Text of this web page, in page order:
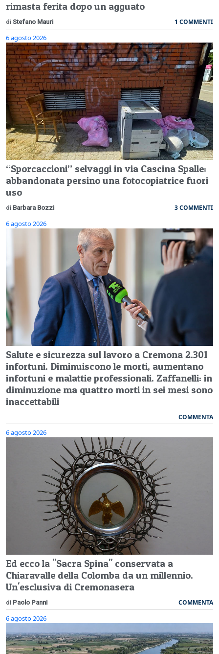
rimasta ferita dopo un agguato
di Stefano Mauri 1 COMMENTI
6 agosto 2026
“Sporcaccioni” selvaggi in via Cascina Spalle:
abbandonata persino una fotocopiatrice fuori
uso
di Barbara Bozzi 3 COMMENTI
6 agosto 2026
Salute e sicurezza sul lavoro a Cremona 2.301
infortuni. Diminuiscono le morti, aumentano
infortuni e malattie professionali. Zaffanelli: in
diminuzione ma quattro morti in sei mesi sono
inaccettabili
COMMENTA
6 agosto 2026
Ed ecco la "Sacra Spina" conservata a
Chiaravalle della Colomba da un millennio.
Un'esclusiva di Cremonasera
di Paolo Panni COMMENTA
6 agosto 2026